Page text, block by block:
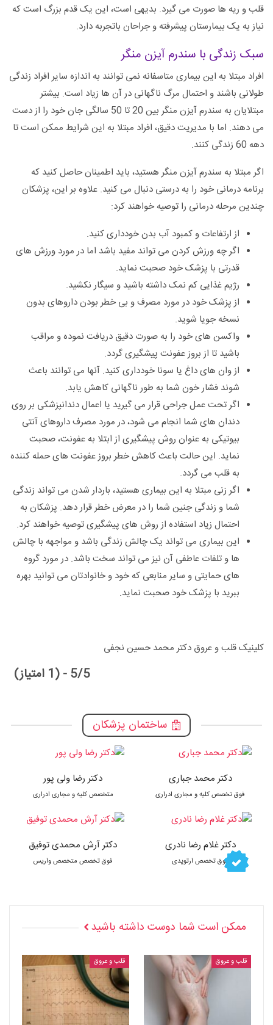
قلب و ریه ها صورت می گیرد. بدیهی است، این یک قدم بزرگ است که
نیاز به یک بیمارستان پیشرفته و جراحان باتجربه دارد.
سبک زندگی با سندرم آیزن منگر
افراد مبتلا به این بیماری متاسفانه نمی توانند به اندازه سایر افراد زندگی
طولانی باشند و احتمال مرگ ناگهانی در آن ها زیاد است. بیشتر
مبتلایان به سندرم آیزن منگر بین 20 تا 50 سالگی جان خود را از دست
می دهند. اما با مدیریت دقیق، افراد مبتلا به این شرایط ممکن است تا
دهه 60 زندگی کنند.
اگر مبتلا به سندرم آیزن منگر هستید، باید اطمینان حاصل کنید که
برنامه درمانی خود را به درستی دنبال می کنید. علاوه بر این، پزشکان
چندین مرحله درمانی را توصیه خواهند کرد:
از ارتفاعات و کمبود آب بدن خودداری کنید.
اگر چه ورزش کردن می تواند مفید باشد اما در مورد ورزش های
قدرتی با پزشک خود صحبت نماید.
رژیم غذایی کم نمک داشته باشید و سیگار نکشید.
از پزشک خود در مورد مصرف و بی خطر بودن داروهای بدون
نسخه جویا شوید.
واکسن های خود را به صورت دقیق دریافت نموده و مراقب
باشید تا از بروز عفونت پیشگیری گردد.
از وان های داغ یا سونا خودداری کنید. آنها می توانند باعث
شوند فشار خون شما به طور ناگهانی کاهش یابد.
اگر تحت عمل جراحی قرار می گیرید یا اعمال دندانپزشکی بر روی
دندان های شما انجام می شود، در مورد مصرف داروهای آنتی
بیوتیکی به عنوان روش پیشگیری از ابتلا به عفونت، صحبت
نماید. این حالت باعث کاهش خطر بروز عفونت های حمله کننده
به قلب می گردد.
اگر زنی مبتلا به این بیماری هستید، باردار شدن می تواند زندگی
شما و زندگی جنین شما را در معرض خطر قرار دهد. پزشکان به
احتمال زیاد استفاده از روش های پیشگیری توصیه خواهند کرد.
این بیماری می تواند یک چالش زندگی باشد و مواجهه با چالش
ها و تلفات عاطفی آن نیز می تواند سخت باشد. در مورد گروه
های حمایتی و سایر منابعی که خود و خانوادتان می توانید بهره
ببرید با پزشک خود صحبت نماید.
کلینیک قلب و عروق دکتر محمد حسین نجفی
5/5 - (1 امتیاز)
ساختمان پزشکان
دکتر محمد جباری
فوق تخصص کلیه و مجاری ادراری
دکتر غلام رضا نادری
فوق تخصص ارتوپدی
دکتر رضا ولی پور
متخصص کلیه و مجاری ادراری
دکتر آرش محمدی توفیق
فوق تخصص متخصص واریس
ممکن است شما دوست داشته باشید
قلب و عروق قلب و عروق